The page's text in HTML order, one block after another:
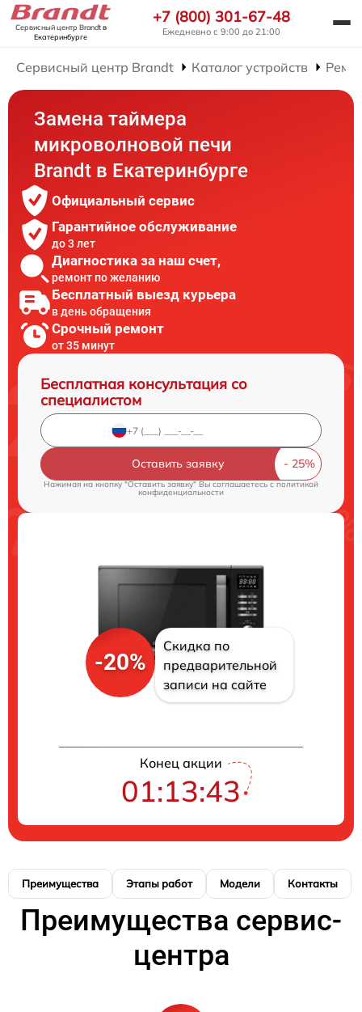
Сервисный центр Brandtв
Екатеринбурге
+7 (800) 301-67-48
Ежедневно с 9:00 до 21:00
Сервисный центр Brandt Каталог устройств
Замена таймера
микроволновой печи
Brandt в Екатеринбурге
Официальный сервис
Гарантийное обслуживание
до 3 лет
Диагностика за наш счет,
ремонт по желанию
Бесплатный выезд курьера
в день обращения
Срочный ремонт
от 35 минут
Бесплатная консультация со
специалистом
Оставить заявку
Нажимая на кнопку "Оставить заявку" Вы соглашаетесь c политикой
конфиденциальности
-20%
Скидка по
предварительной
записи на сайте
Конец акции
01:13:42
Преимущества Этапы работ Модели Контакты
Преимущества сервис-
центра